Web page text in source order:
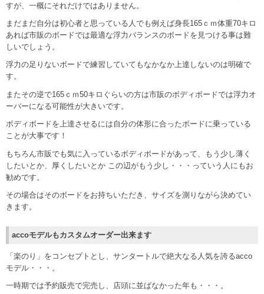
すが、一概にそれだけではありません。
まだまだ自分は初心者と思っている人でも例えば身長165ｃｍ体重70キロ
あれば市販のボードでは最適な浮力バランスのボードを見つける事は難
しいでしょう。
浮力の足りないボードで練習していてもなかなか上達しないのは明確で
す。
またその逆で165ｃｍ50キロぐらいの方は市販のボディボードでは浮力オ
ーバーになる可能性が大きいです。
ボディボードを上達させるには自分の体形に合ったボードに乗っている
ことが大事です！
もちろん市販でも気に入っているボディボードがあって、もう少し薄く
したいとか、厚くしたいとか この辺がもう少し・・・っていう人にもお
勧めです。
その場合はそのボードをお持ちいただき、サイズを測りながら決めてい
きます。
accoモデルもカスタムオーダー出来ます
「楽のり」をコンセプトとし、サンタートルで絶大なる人気を誇るacco
モデル・・・。
一時期では予約販売で完売し、店頭に並ばなかった年も・・・。